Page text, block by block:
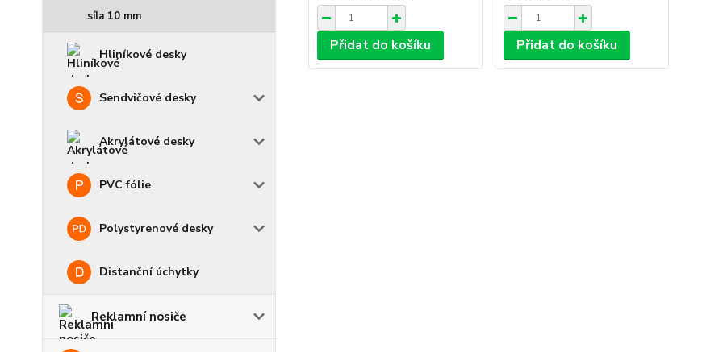
síla 10 mm
Hliníkové desky
Sendvičové desky
Akrylátové desky
PVC fólie
Polystyrenové desky
Distanční úchytky
Reklamní nosiče
Přidat do košíku Přidat do košíku